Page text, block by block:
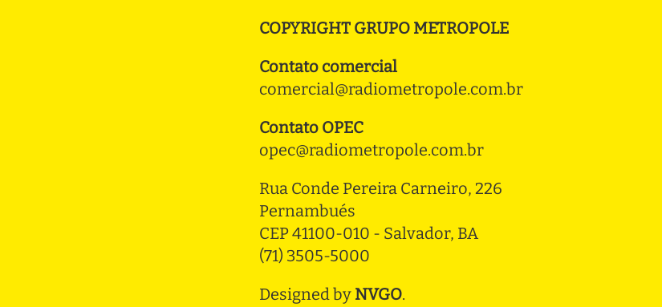
COPYRIGHT GRUPO METROPOLE
Contato comercial
comercial@radiometropole.com.br
Contato OPEC
opec@radiometropole.com.br
Rua Conde Pereira Carneiro, 226
Pernambués
CEP 41100-010 - Salvador, BA
(71) 3505-5000
Designed by NVGO.